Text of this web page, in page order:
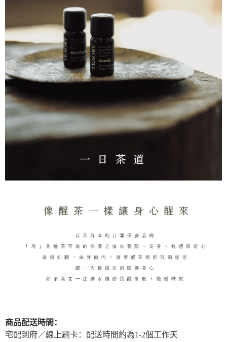
商品配送時間：
宅配到府／線上刷卡：配送時間約為1-2個工作天